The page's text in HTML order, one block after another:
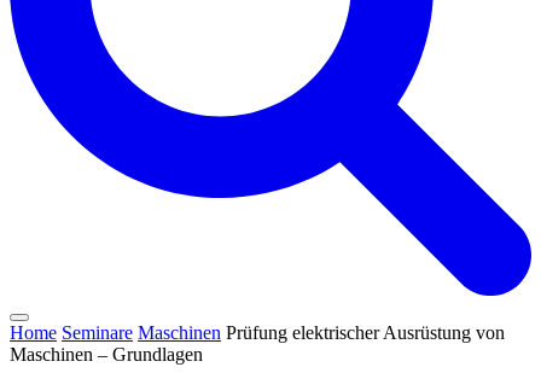
Home Seminare Maschinen Prüfung elektrischer Ausrüstung von
Maschinen – Grundlagen